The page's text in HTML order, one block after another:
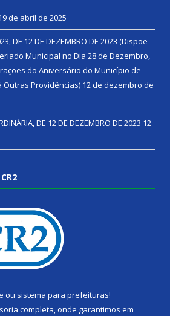
de abril de 2025
DE 12 DE DEZEMBRO DE 2023 (Dispõe
Municipal no Dia 28 de Dezembro,
do Aniversário do Município de
Outras Providências) 12 de dezembro de
DE 12 DE DEZEMBRO DE 2023 12
ou sistema para prefeituras!
completa, onde garantimos em